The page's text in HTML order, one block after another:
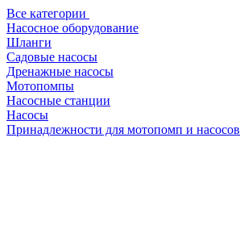
Все категории
Насосное оборудование
Шланги
Садовые насосы
Дренажные насосы
Мотопомпы
Насосные станции
Насосы
Принадлежности для мотопомп и насосов